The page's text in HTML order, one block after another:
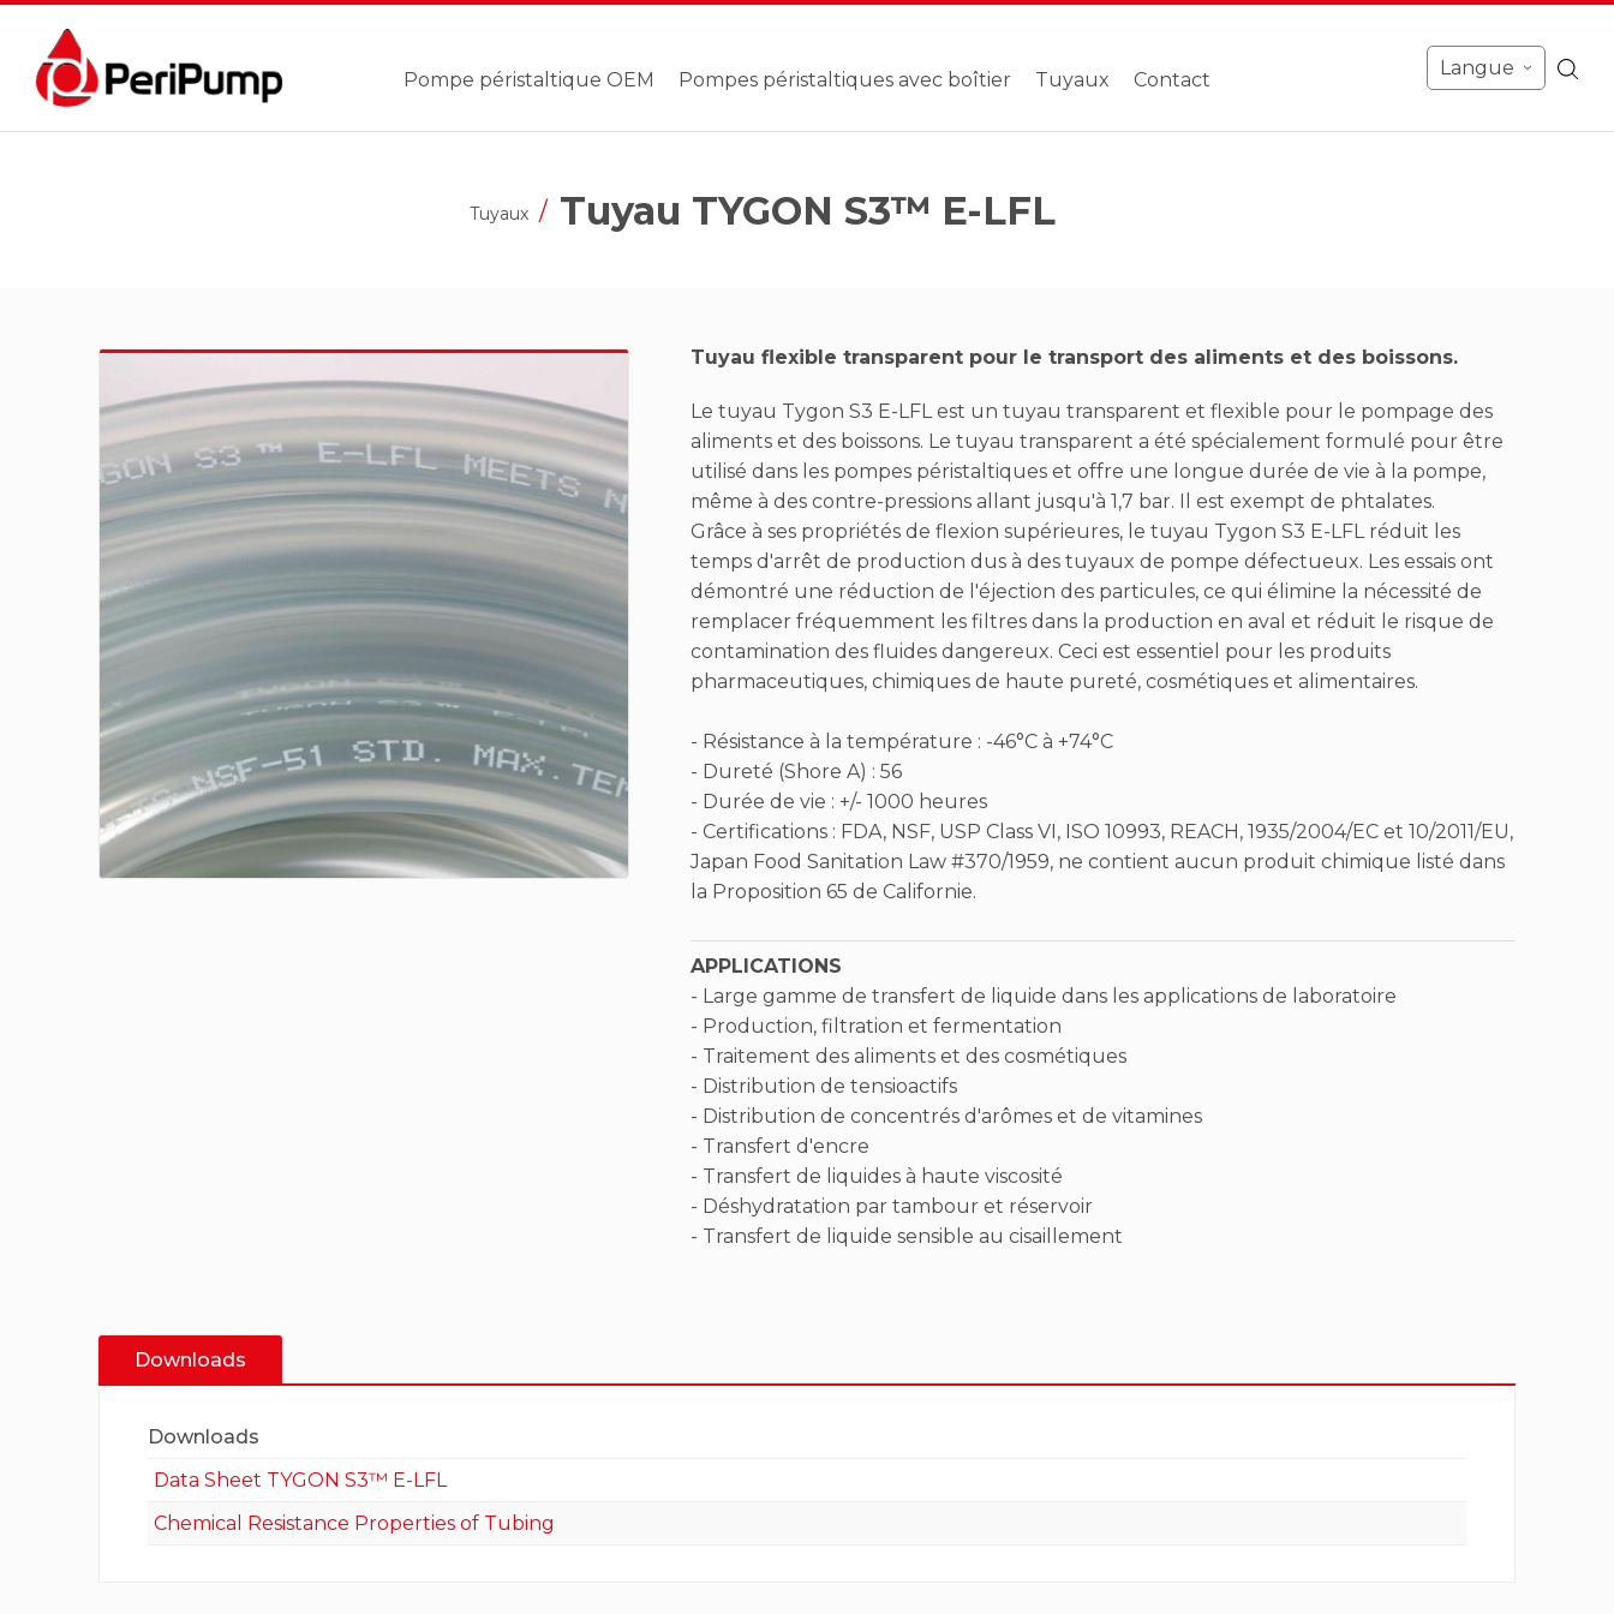
Pompe péristaltique OEM Pompes péristaltiques avec boîtier Tuyaux Contact
Langue ›
Tuyau TYGON S3™ E-LFL
Tuyaux
Tuyau flexible transparent pour le transport des aliments et des boissons.
Le tuyau Tygon S3 E-LFL est un tuyau transparent et flexible pour le pompage des
aliments et des boissons. Le tuyau transparent a été spécialement formulé pour être
utilisé dans les pompes péristaltiques et offre une longue durée de vie à la pompe,
même à des contre-pressions allant jusqu'à 1,7 bar. Il est exempt de phtalates.
Grâce à ses propriétés de flexion supérieures, le tuyau Tygon S3 E-LFL réduit les
temps d'arrêt de production dus à des tuyaux de pompe défectueux. Les essais ont
démontré une réduction de l'éjection des particules, ce qui élimine la nécessité de
remplacer fréquemment les filtres dans la production en aval et réduit le risque de
contamination des fluides dangereux. Ceci est essentiel pour les produits
pharmaceutiques, chimiques de haute pureté, cosmétiques et alimentaires.
- Résistance à la température : -46°C à +74°C
- Dureté (Shore A) : 56
- Durée de vie : +/- 1000 heures
- Certifications : FDA, NSF, USP Class VI, ISO 10993, REACH, 1935/2004/EC et 10/2011/EU,
Japan Food Sanitation Law #370/1959, ne contient aucun produit chimique listé dans
la Proposition 65 de Californie.
APPLICATIONS
- Large gamme de transfert de liquide dans les applications de laboratoire
- Production, filtration et fermentation
- Traitement des aliments et des cosmétiques
- Distribution de tensioactifs
- Distribution de concentrés d'arômes et de vitamines
- Transfert d'encre
- Transfert de liquides à haute viscosité
- Déshydratation par tambour et réservoir
- Transfert de liquide sensible au cisaillement
Downloads
Downloads
Data Sheet TYGON S3™ E-LFL
Chemical Resistance Properties of Tubing